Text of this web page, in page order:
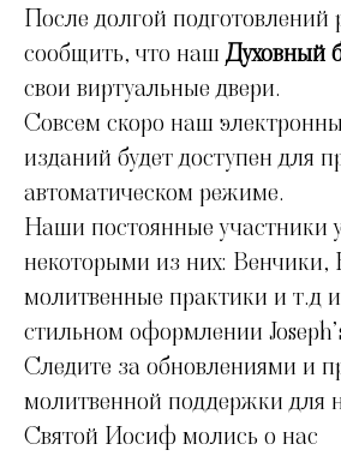
После долгой
сообщить, что наш Духовный
свои виртуальные двери.
Совсем скоро наш
изданий будет доступен для
автоматическом режиме.
Наши постоянные участники
некоторыми из них: Венчики,
молитвенные практики и т.д и
стильном оформлении
Следите за обновлениями и
молитвенной поддержки для
Святой Иосиф молись о нас